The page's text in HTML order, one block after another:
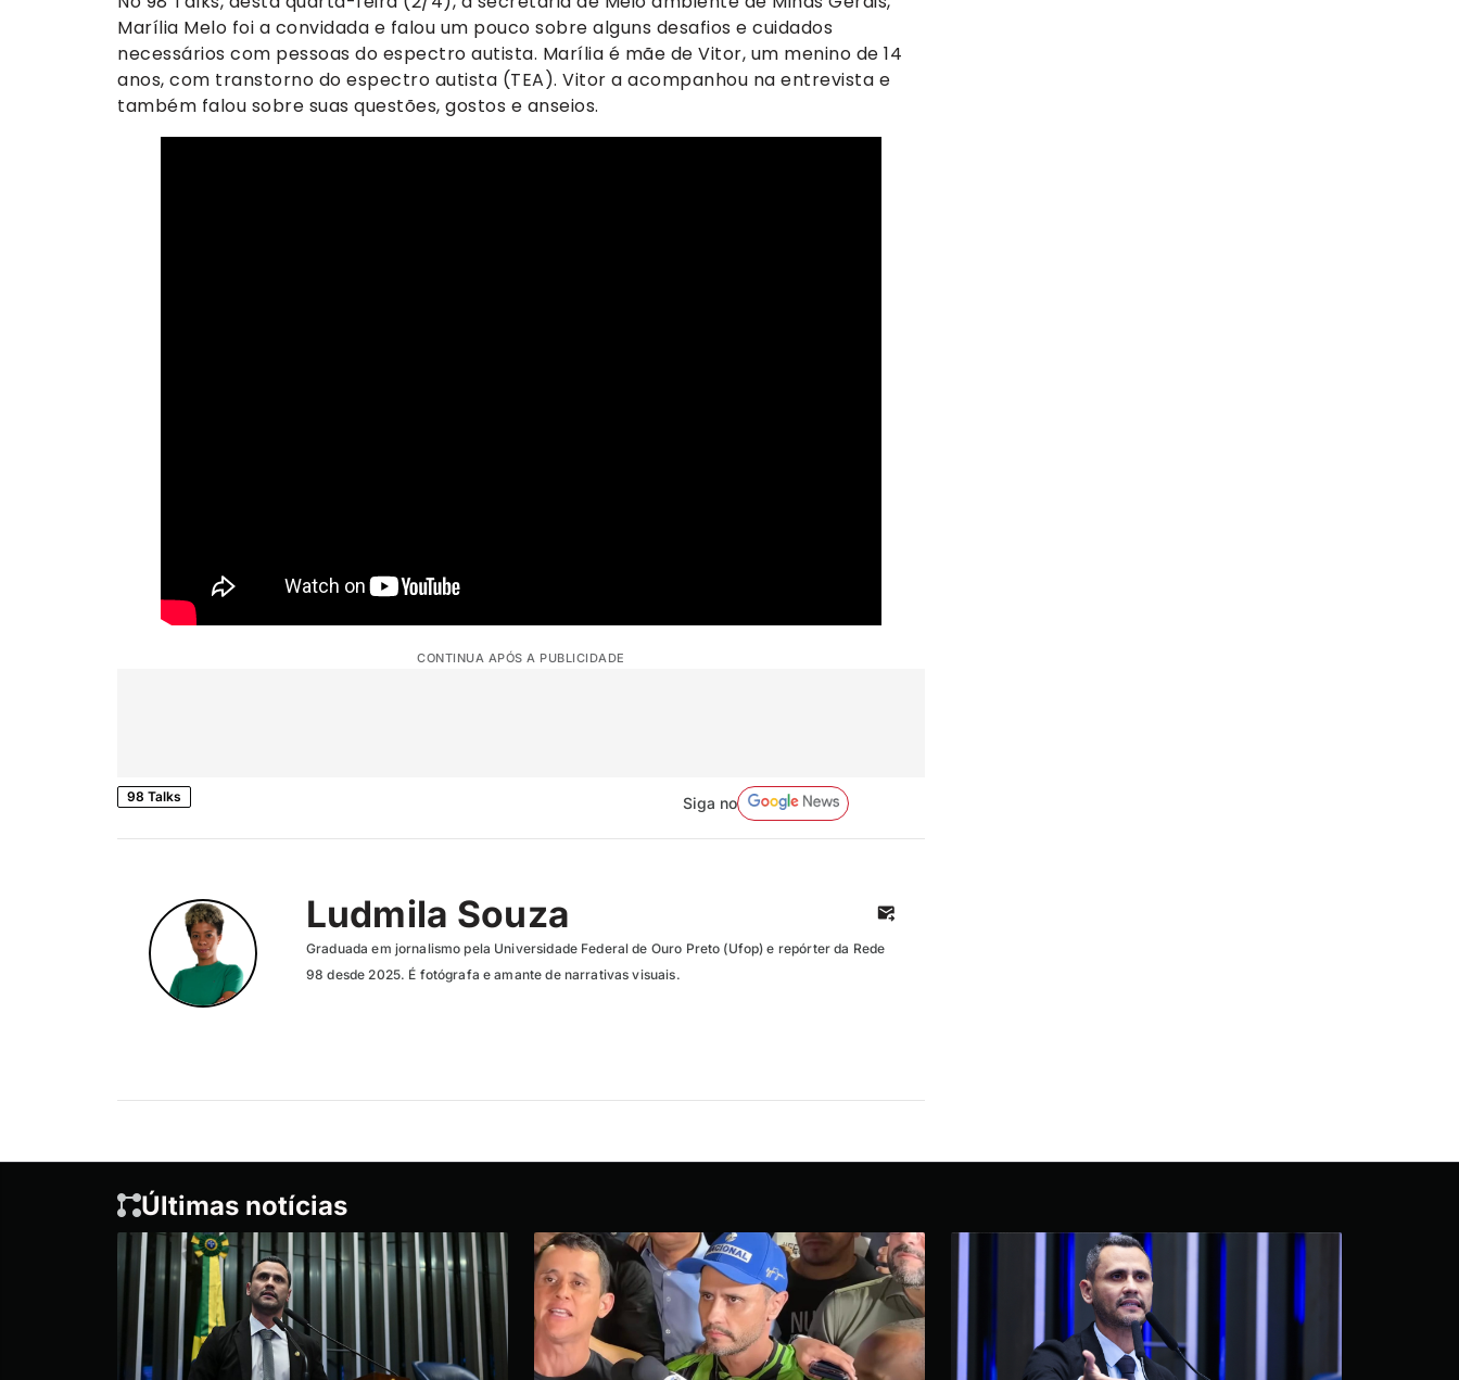
Marília Melo foi a convidada e falou um pouco sobre alguns desafios e cuidados
necessários com pessoas do espectro autista. Marília é mãe de Vitor, um menino de 14
anos, com transtorno do espectro autista (TEA). Vitor a acompanhou na entrevista e
também falou sobre suas questões, gostos e anseios.
CONTINUA APÓS A PUBLICIDADE
98 Talks Siga no
Ludmila Souza
Graduada em jornalismo pela Universidade Federal de Ouro Preto (Ufop) e repórter da Rede
98 desde 2025. É fotógrafa e amante de narrativas visuais.
Últimas notícias